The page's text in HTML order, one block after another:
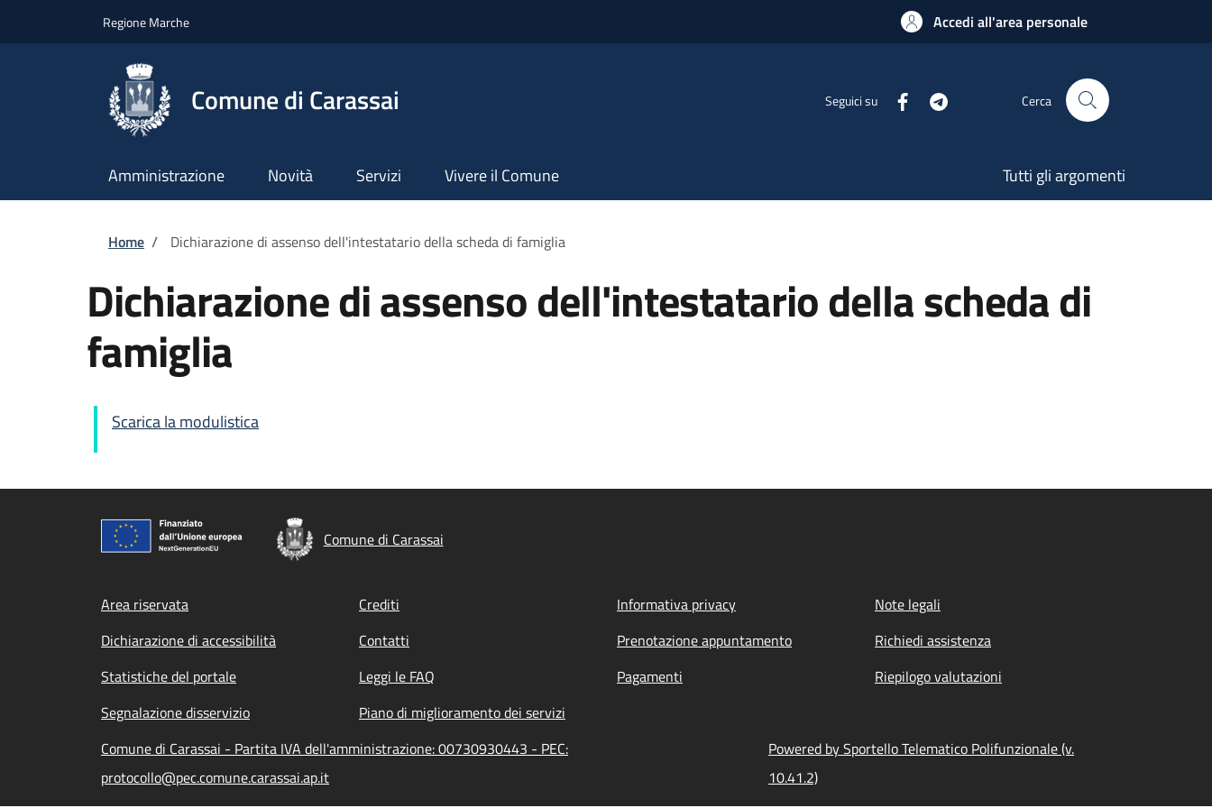
Regione Marche Accedi all'area personale
Comune di Carassai Seguici su Cerca
Amministrazione Novità Servizi Vivere il Comune Tutti gli argomenti
Briciole di pane
Home / Dichiarazione di assenso dell'intestatario della scheda di famiglia
Dichiarazione di assenso dell'intestatario della scheda di
famiglia
Scarica la modulistica
Comune di Carassai
Footer menu
Area riservata Crediti Informativa privacy
Note legali
Dichiarazione di accessibilità
Contatti Prenotazione appuntamento
Richiedi assistenza
Statistiche del portale
Leggi le FAQ Pagamenti
Riepilogo valutazioni
Segnalazione disservizio
Piano di miglioramento dei servizi
Comune di Carassai - Partita IVA dell'amministrazione: 00730930443 - PEC:
protocollo@pec.comune.carassai.ap.it
Powered by Sportello Telematico Polifunzionale (v.
10.41.2)